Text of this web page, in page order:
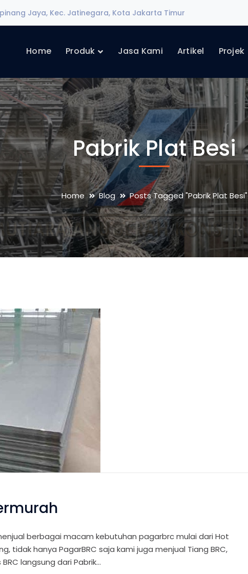
Jaya, Kec. Jatinegara, Kota Jakarta Timur
Home Produk Jasa Kami Artikel Projek
Pabrik Plat Besi
Home Blog Posts Tagged "Pabrik Plat Besi"
berbagai macam kebutuhan pagarbrc mulai dari Hot
tidak hanya PagarBRC saja kami juga menjual Tiang BRC,
langsung dari Pabrik…